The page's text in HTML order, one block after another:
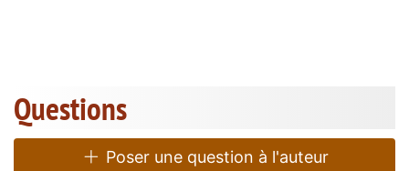
Questions
Poser une question à l'auteur